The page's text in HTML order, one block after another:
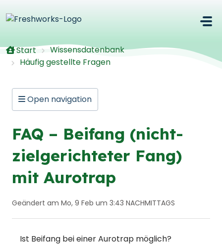
Start
Wissensdatenbank
Häufig gestellte Fragen
Open navigation
FAQ – Beifang (nicht-
zielgerichteter Fang)
mit Aurotrap
Geändert am Mo, 9 Feb um 3:43 NACHMITTAGS
Ist Beifang bei einer Aurotrap möglich?